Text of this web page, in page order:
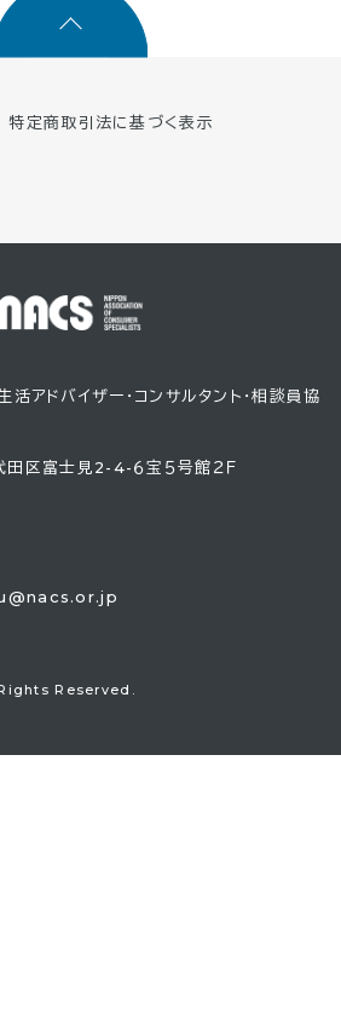
アドバイザー・コンサルタント・相談員協
区富士見2-4-６宝５号館２Ｆ
Reserved.
特定商取引法に基づく表示